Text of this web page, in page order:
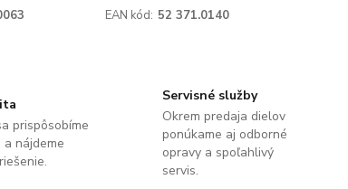
EAN kód: 52 371.0140
prispôsobíme
a nájdeme
Servisné služby
Okrem predaja dielov
ponúkame aj odborné
opravy a spoľahlivý
servis.